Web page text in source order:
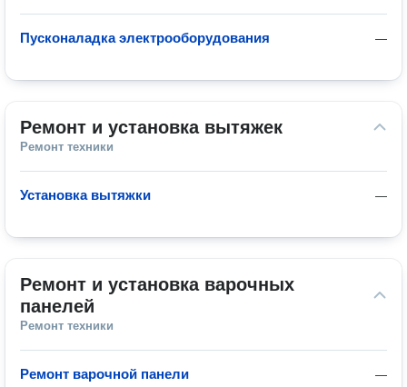
—
Пусконаладка электрооборудования
Ремонт и установка вытяжек
Ремонт техники
—
Установка вытяжки
Ремонт и установка варочных
панелей
Ремонт техники
—
Ремонт варочной панели